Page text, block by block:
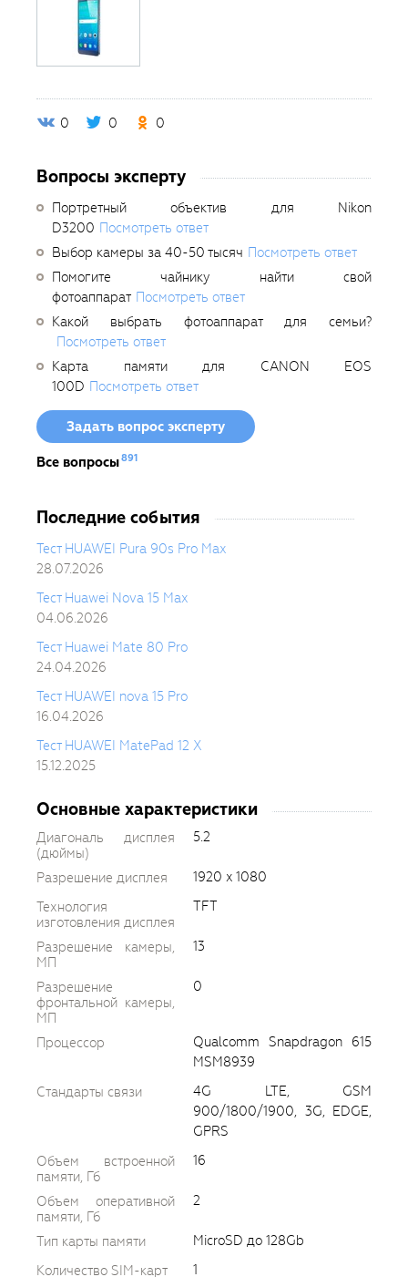
0 0 0
Вопросы эксперту
Портретный объектив для Nikon
D3200 Посмотреть ответ
Выбор камеры за 40-50 тысяч Посмотреть ответ
Помогите чайнику найти свой
фотоаппарат Посмотреть ответ
Какой выбрать фотоаппарат для семьи?
Посмотреть ответ
Карта памяти для CANON EOS
100D Посмотреть ответ
Задать вопрос эксперту
Все вопросы891
Последние события
Тест HUAWEI Pura 90s Pro Max
28.07.2026
Тест Huawei Nova 15 Max
04.06.2026
Тест Huawei Mate 80 Pro
24.04.2026
Тест HUAWEI nova 15 Pro
16.04.2026
Тест HUAWEI MatePad 12 X
15.12.2025
Основные характеристики
Диагональ дисплея
(дюймы)
5.2
Разрешение дисплея
1920 x 1080
Технология
изготовления дисплея
TFT
Разрешение камеры,
МП
13
Разрешение
фронтальной камеры,
МП
0
Процессор
Qualcomm Snapdragon 615
MSM8939
Стандарты связи
4G LTE, GSM
900/1800/1900, 3G, EDGE,
GPRS
Объем встроенной
памяти, Гб
16
Объем оперативной
памяти, Гб
2
Тип карты памяти
MicroSD до 128Gb
Количество SIM-карт
1